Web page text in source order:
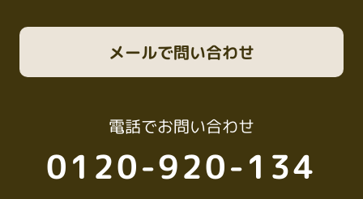
電話でお問い合わせ
0120-920-134
メールで問い合わせ